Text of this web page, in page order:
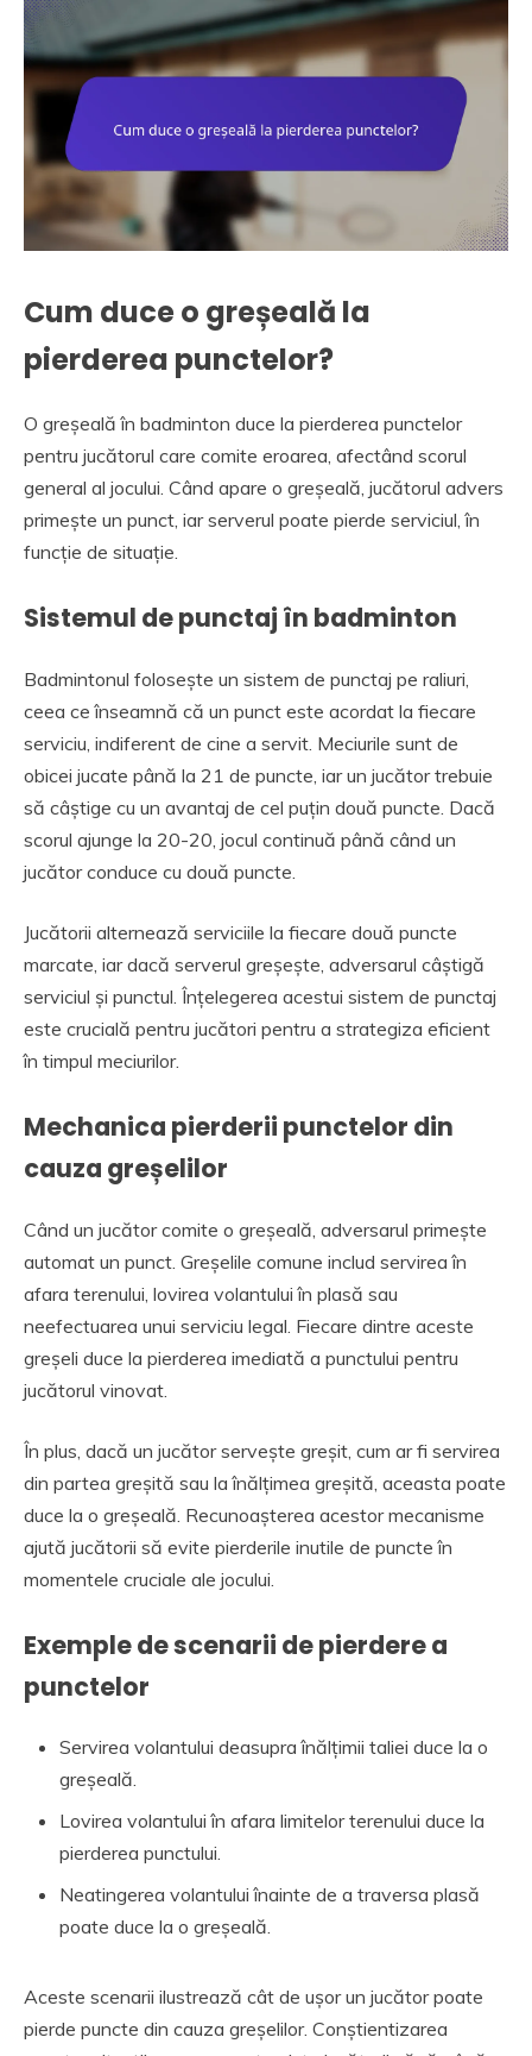
Cum duce o greșeală la
pierderea punctelor?
O greșeală în badminton duce la pierderea punctelor
pentru jucătorul care comite eroarea, afectând scorul
general al jocului. Când apare o greșeală, jucătorul advers
primește un punct, iar serverul poate pierde serviciul, în
funcție de situație.
Sistemul de punctaj în badminton
Badmintonul folosește un sistem de punctaj pe raliuri,
ceea ce înseamnă că un punct este acordat la fiecare
serviciu, indiferent de cine a servit. Meciurile sunt de
obicei jucate până la 21 de puncte, iar un jucător trebuie
să câștige cu un avantaj de cel puțin două puncte. Dacă
scorul ajunge la 20-20, jocul continuă până când un
jucător conduce cu două puncte.
Jucătorii alternează serviciile la fiecare două puncte
marcate, iar dacă serverul greșește, adversarul câștigă
serviciul și punctul. Înțelegerea acestui sistem de punctaj
este crucială pentru jucători pentru a strategiza eficient
în timpul meciurilor.
Mechanica pierderii punctelor din
cauza greșelilor
Când un jucător comite o greșeală, adversarul primește
automat un punct. Greșelile comune includ servirea în
afara terenului, lovirea volantului în plasă sau
neefectuarea unui serviciu legal. Fiecare dintre aceste
greșeli duce la pierderea imediată a punctului pentru
jucătorul vinovat.
În plus, dacă un jucător servește greșit, cum ar fi servirea
din partea greșită sau la înălțimea greșită, aceasta poate
duce la o greșeală. Recunoașterea acestor mecanisme
ajută jucătorii să evite pierderile inutile de puncte în
momentele cruciale ale jocului.
Exemple de scenarii de pierdere a
punctelor
Servirea volantului deasupra înălțimii taliei duce la o
greșeală.
Lovirea volantului în afara limitelor terenului duce la
pierderea punctului.
Neatingerea volantului înainte de a traversa plasă
poate duce la o greșeală.
Aceste scenarii ilustrează cât de ușor un jucător poate
pierde puncte din cauza greșelilor. Conștientizarea